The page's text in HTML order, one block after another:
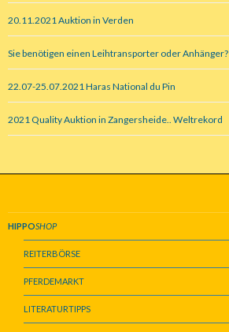
20.11.2021 Auktion in Verden
Sie benötigen einen Leihtransporter oder Anhänger?
22.07-25.07.2021 Haras National du Pin
2021 Quality Auktion in Zangersheide.. Weltrekord
HIPPOSHOP
REITERBÖRSE
PFERDEMARKT
LITERATURTIPPS